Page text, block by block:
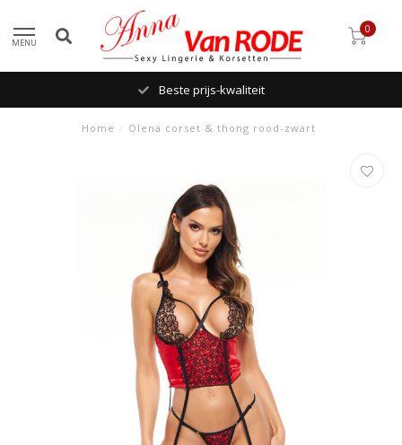
MENU
0
Beste prijs-kwaliteit
Home / Olena corset & thong rood-zwart